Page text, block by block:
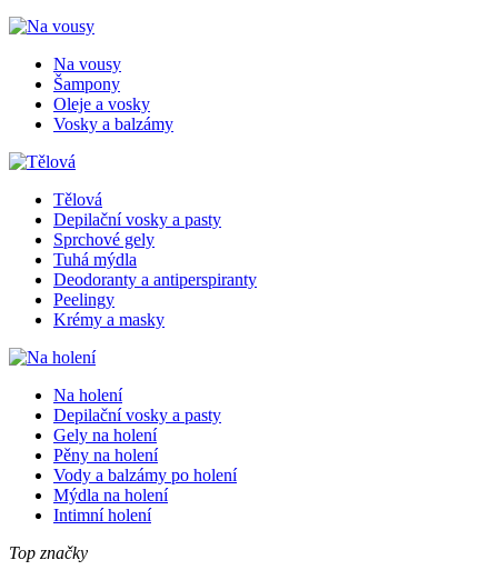
Na vousy
Šampony
Oleje a vosky
Vosky a balzámy
Tělová
Depilační vosky a pasty
Sprchové gely
Tuhá mýdla
Deodoranty a antiperspiranty
Peelingy
Krémy a masky
Na holení
Depilační vosky a pasty
Gely na holení
Pěny na holení
Vody a balzámy po holení
Mýdla na holení
Intimní holení
Top značky